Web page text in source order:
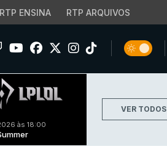
RTP ENSINA RTP ARQUIVOS
às 18:00
VER TODOS